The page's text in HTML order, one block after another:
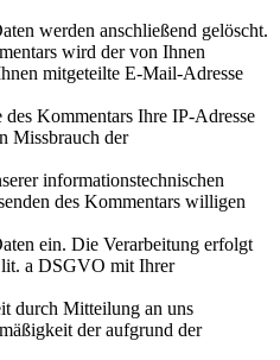
werden anschließend gelöscht.
wird der von Ihnen
mitgeteilte E-Mail-Adresse
Kommentars Ihre IP-Adresse
Missbrauch der
informationstechnischen
des Kommentars willigen
ein. Die Verarbeitung erfolgt
a DSGVO mit Ihrer
durch Mitteilung an uns
der aufgrund der